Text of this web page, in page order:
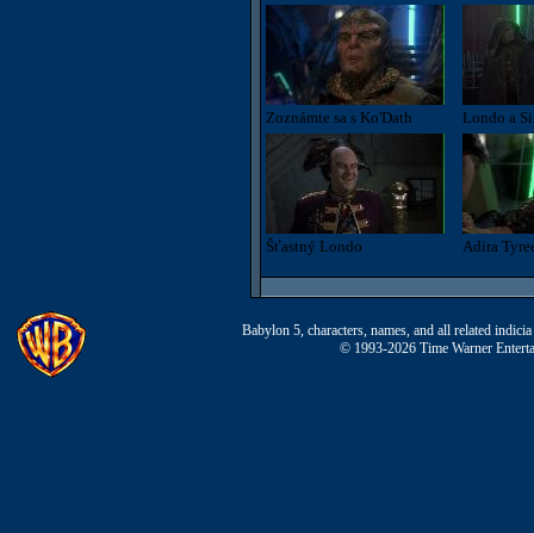
Zoznámte sa s Ko'Dath Londo a
Šťastný Londo Adira
Babylon 5, characters, names, and all related
© 1993-2026 Time Warner